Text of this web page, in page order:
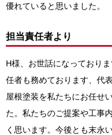
優れていると思いました。
担当責任者より
H様、お世話になっておりま
任者も務めております、代
屋根塗装を私たちにお任せ
た。私たちのご提案や工事
く思います。今後とも末永